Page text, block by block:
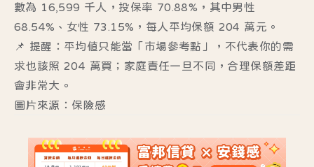
數為 16,599 千人，投保率 70.88%，其中男性
68.54%、女性 73.15%， 每人平均保額 204 萬元 。
📌 提醒：平均值只能當「市場參考點」，不代表你的需
求也該照 204 萬買；家庭責任一旦不同，合理保額差距
會非常大。
圖片來源：保險感